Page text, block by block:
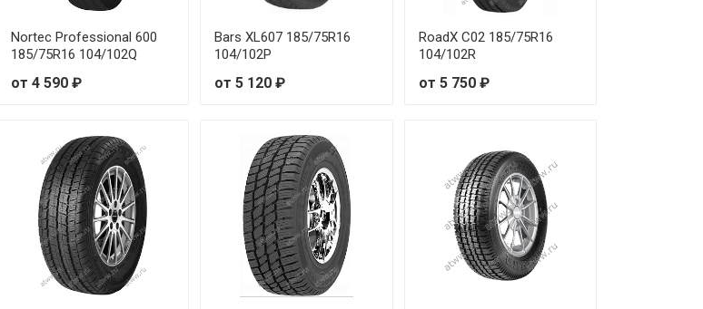
Nortec Professional 600
185/75R16 104/102Q
от 4 590 ₽
Bars XL607 185/75R16
104/102P
от 5 120 ₽
RoadX C02 185/75R16
104/102R
от 5 750 ₽